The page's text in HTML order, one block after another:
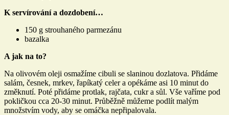
K servírování a dozdobení…
150 g strouhaného parmezánu
bazalka
A jak na to?
Na olivovém oleji osmažíme cibuli se slaninou dozlatova. Přidáme
salám, česnek, mrkev, řapíkatý celer a opékáme asi 10 minut do
změknutí. Poté přidáme protlak, rajčata, cukr a sůl. Vše vaříme pod
pokličkou cca 20-30 minut. Průběžně můžeme podlít malým
množstvím vody, aby se omáčka nepřipalovala.